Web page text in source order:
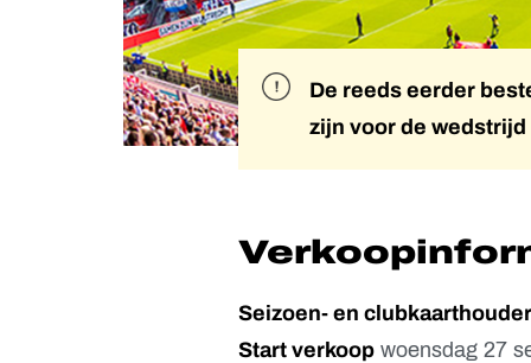
De reeds eerder
zijn voor de
Seizoen- en
Start verkoopwoensdag 27